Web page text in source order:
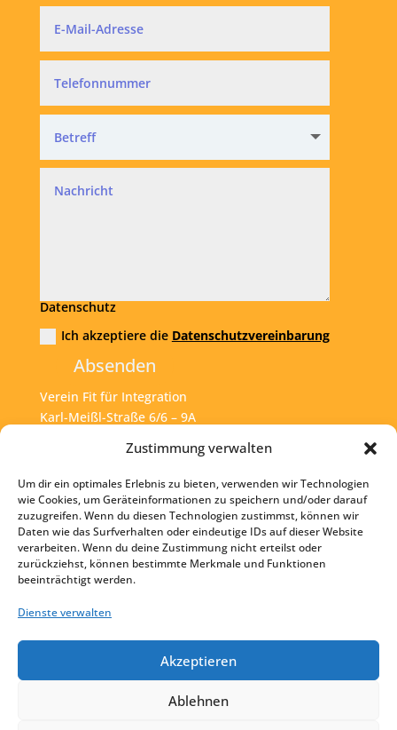
Zustimmung verwalten
Um dir ein optimales Erlebnis zu bieten, verwenden wir Technologien
wie Cookies, um Geräteinformationen zu speichern und/oder darauf
zuzugreifen. Wenn du diesen Technologien zustimmst, können wir
Daten wie das Surfverhalten oder eindeutige IDs auf dieser Website
verarbeiten. Wenn du deine Zustimmung nicht erteilst oder
zurückziehst, können bestimmte Merkmale und Funktionen
beeinträchtigt werden.
Dienste verwalten
Akzeptieren
Ablehnen
Datenschutz
Ich akzeptiere die Datenschutzvereinbarung
Absenden
Verein Fit für Integration
Karl-Meißl-Straße 6/6 – 9A
Tel:+43 1 925 77 46
Mail: office@fit4int.at
Startseite
Kontakt
Impressum